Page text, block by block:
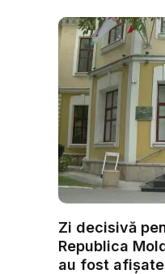
Zi decisivă
Republica
au fost